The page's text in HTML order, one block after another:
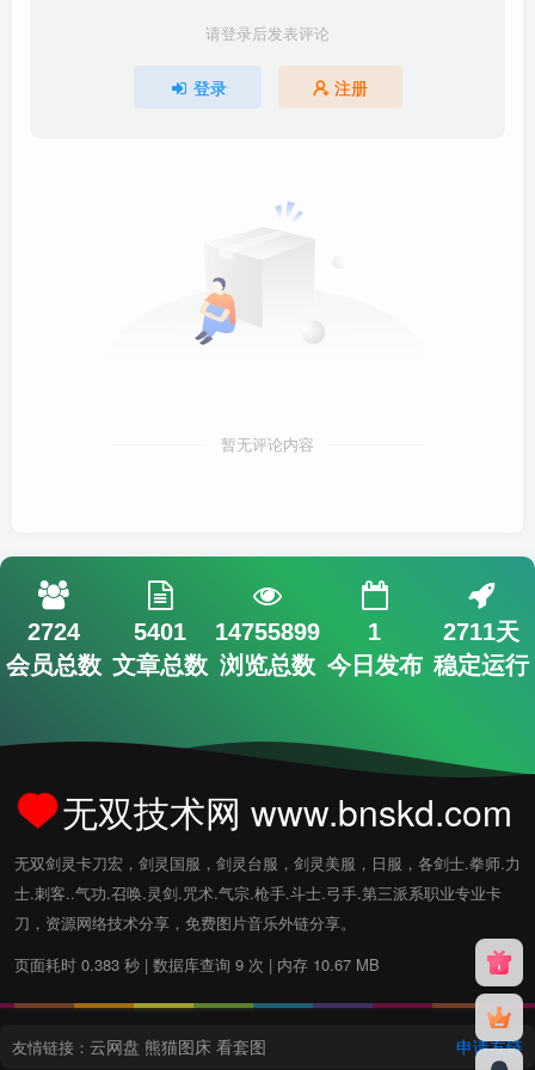
请登录后发表评论
登录 注册
暂无评论内容
2724
会员总数
5401
文章总数
14755899
浏览总数
1
今日发布
2711天
稳定运行
无双技术网 www.bnskd.com
无双剑灵卡刀宏，剑灵国服，剑灵台服，剑灵美服，日服，各剑士.拳师.力
士.刺客..气功.召唤.灵剑.咒术.气宗.枪手.斗士.弓手.第三派系职业专业卡
刀，资源网络技术分享，免费图片音乐外链分享。
页面耗时 0.383 秒 | 数据库查询 9 次 | 内存 10.67 MB
友情链接： 云网盘 熊猫图床 看套图 申请友链